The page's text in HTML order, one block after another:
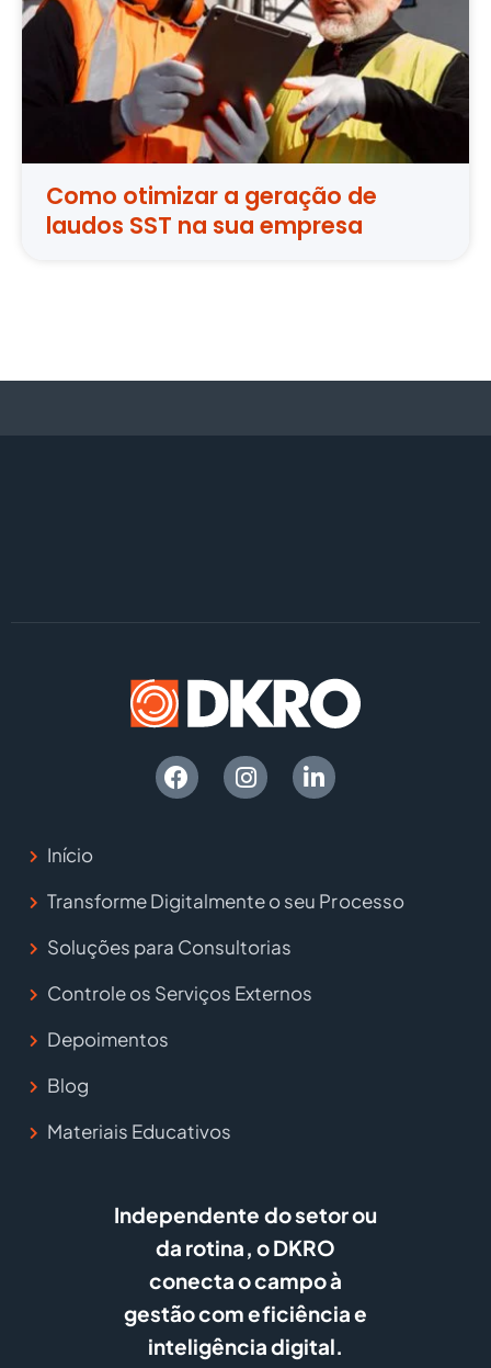
Como otimizar a geração de
laudos SST na sua empresa
Início
Transforme Digitalmente o seu Processo
Soluções para Consultorias
Controle os Serviços Externos
Depoimentos
Blog
Materiais Educativos
Independente do setor ou
da rotina, o DKRO
conecta o campo à
gestão com eficiência e
inteligência digital.